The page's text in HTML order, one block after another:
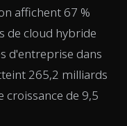
affichent 67 %
de cloud hybride
d'entreprise dans
265,2 milliards
croissance de 9,5